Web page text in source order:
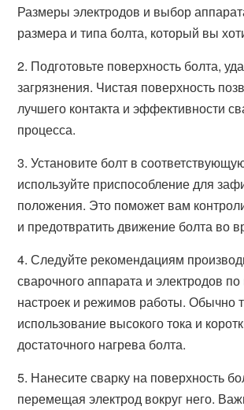
Размеры электродов и выбор
размера и типа болта, который вы
2. Подготовьте поверхность болта,
загрязнения. Чистая поверхность
лучшего контакта и эффективности
процесса.
3. Установите болт в
используйте приспособление для
положения. Это поможет вам
и предотвратить движение болта во
4. Следуйте рекомендациям
сварочного аппарата и электродов
настроек и режимов работы. Обычно
использование высокого тока и
достаточного нагрева болта.
5. Нанесите сварку на поверхность
перемещая электрод вокруг него.